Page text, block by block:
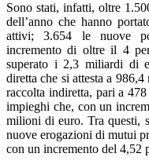
Sono stati, infatti, oltre
dell’anno che hanno
attivi; 3.654 le nuove
incremento di oltre il 4
superato i 2,3 miliardi di
diretta che si attesta a
raccolta indiretta, pari a
impieghi che, con un
milioni di euro. Tra questi,
nuove erogazioni di mutui
con un incremento del 4,52